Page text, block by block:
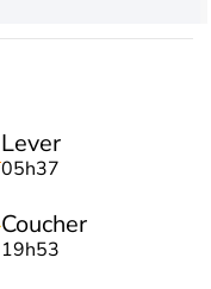
Lever
05h37
Coucher
19h53